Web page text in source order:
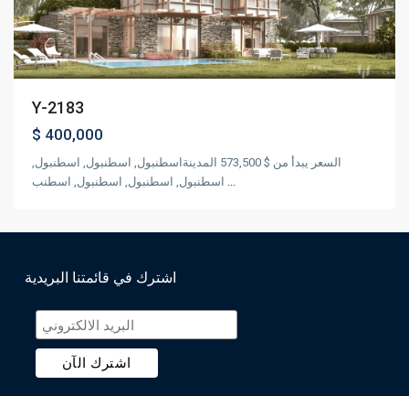
Y-2183
$ 400,000
السعر يبدأ من $ 573,500 المدينةاسطنبول, اسطنبول, اسطنبول,
...
اشترك في قائمتنا البريدية